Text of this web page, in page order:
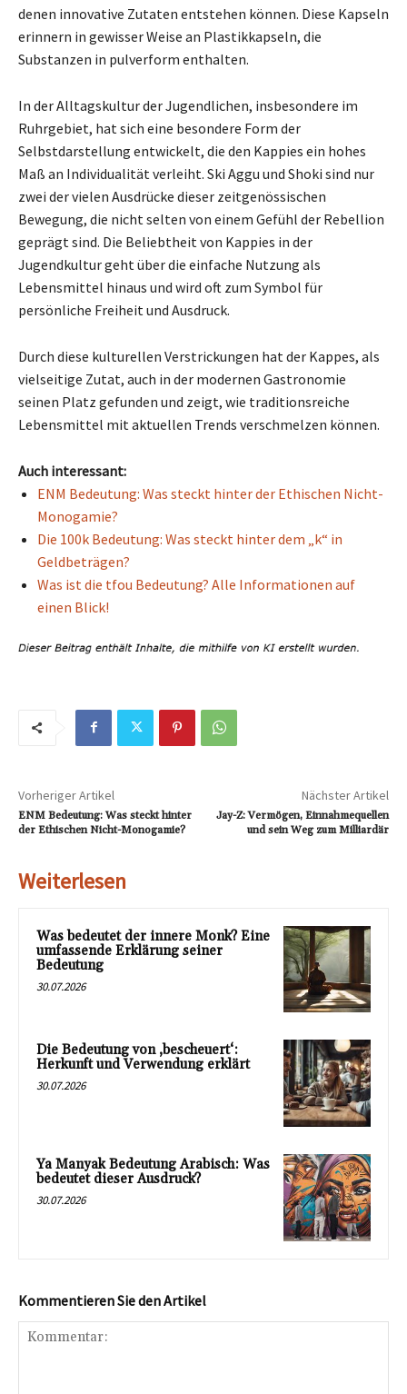
denen innovative Zutaten entstehen können. Diese Kapseln
erinnern in gewisser Weise an Plastikkapseln, die
Substanzen in pulverform enthalten.
In der Alltagskultur der Jugendlichen, insbesondere im
Ruhrgebiet, hat sich eine besondere Form der
Selbstdarstellung entwickelt, die den Kappies ein hohes
Maß an Individualität verleiht. Ski Aggu und Shoki sind nur
zwei der vielen Ausdrücke dieser zeitgenössischen
Bewegung, die nicht selten von einem Gefühl der Rebellion
geprägt sind. Die Beliebtheit von Kappies in der
Jugendkultur geht über die einfache Nutzung als
Lebensmittel hinaus und wird oft zum Symbol für
persönliche Freiheit und Ausdruck.
Durch diese kulturellen Verstrickungen hat der Kappes, als
vielseitige Zutat, auch in der modernen Gastronomie
seinen Platz gefunden und zeigt, wie traditionsreiche
Lebensmittel mit aktuellen Trends verschmelzen können.
Auch interessant:
ENM Bedeutung: Was steckt hinter der Ethischen Nicht-
Monogamie?
Die 100k Bedeutung: Was steckt hinter dem „k“ in
Geldbeträgen?
Was ist die tfou Bedeutung? Alle Informationen auf
einen Blick!
Vorheriger Artikel
ENM Bedeutung: Was steckt hinter
der Ethischen Nicht-Monogamie?
Nächster Artikel
Jay-Z: Vermögen, Einnahmequellen
und sein Weg zum Milliardär
Weiterlesen
Was bedeutet der innere Monk? Eine
umfassende Erklärung seiner
Bedeutung
30.07.2026
Die Bedeutung von ‚bescheuert‘:
Herkunft und Verwendung erklärt
30.07.2026
Ya Manyak Bedeutung Arabisch: Was
bedeutet dieser Ausdruck?
30.07.2026
Kommentieren Sie den Artikel